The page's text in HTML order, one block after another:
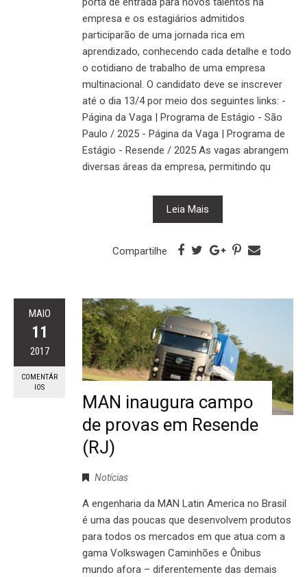
empresa e os estagiários admitidos
participarão de uma jornada rica em
aprendizado, conhecendo cada detalhe e todo
o cotidiano de trabalho de uma empresa
multinacional. O candidato deve se inscrever
até o dia 13/4 por meio dos seguintes links: -
Página da Vaga | Programa de Estágio - São
Paulo / 2025 - Página da Vaga | Programa de
Estágio - Resende / 2025 As vagas abrangem
diversas áreas da empresa, permitindo qu
Leia Mais
Compartilhe
MAIO
11
2017
COMENTÁR
IOS
MAN inaugura campo
de provas em Resende
(RJ)
Notícias
A engenharia da MAN Latin America no Brasil
é uma das poucas que desenvolvem produtos
para todos os mercados em que atua com a
gama Volkswagen Caminhões e Ônibus
mundo afora – diferentemente das demais